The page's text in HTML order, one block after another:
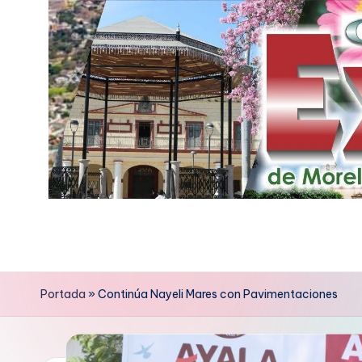
contenido
p
r
e
Portada »Continúa Nayeli Mares con Pavimentaciones